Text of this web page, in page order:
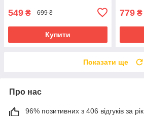
549 ₴ 699 ₴
Купити
779 ₴
Показати ще
Про нас
96% позитивних з 406 відгуків за рік